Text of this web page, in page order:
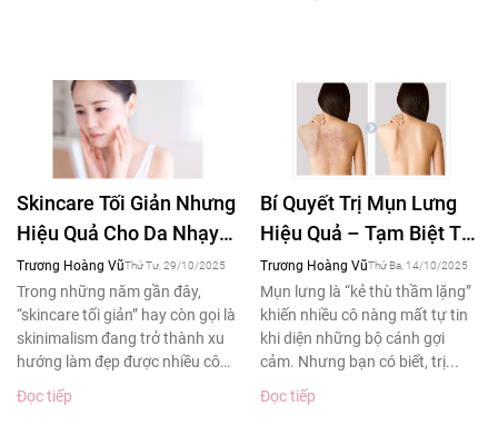
Skincare Tối Giản Nhưng
Hiệu Quả Cho Da Nhạy
Cảm – Xu Hướng Làm
Đẹp 2025
Trương Hoàng VũThứ Tư, 29/10/2025
Trong những năm gần đây,
“skincare tối giản” hay còn gọi là
skinimalism đang trở thành xu
hướng làm đẹp được nhiều cô
gái yêu thích....
Đọc tiếp
Bí Quyết Trị Mụn Lưng
Hiệu Quả – Tạm Biệt Tự
Ti Khi Diện Áo Hở Lưng
Trương Hoàng VũThứ Ba, 14/10/2025
Mụn lưng là “kẻ thù thầm lặng”
khiến nhiều cô nàng mất tự tin
khi diện những bộ cánh gợi
cảm. Nhưng bạn có biết, trị...
Đọc tiếp